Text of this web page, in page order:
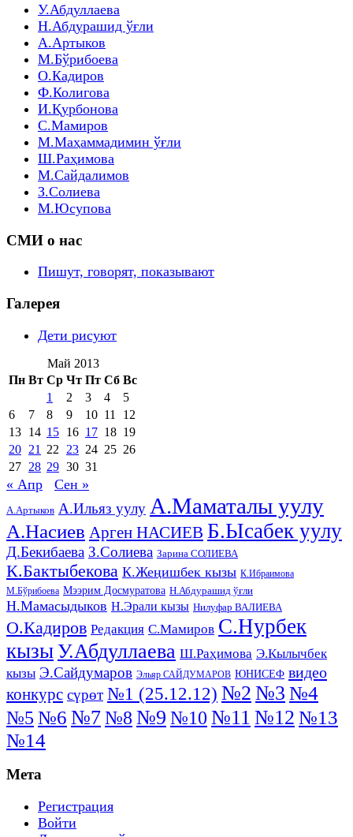
У.Абдуллаева
Н.Абдурашид ўғли
А.Артыков
М.Бўрибоева
О.Кадиров
Ф.Колигова
И.Қурбонова
С.Мамиров
М.Маҳаммадимин ўғли
Ш.Раҳимова
М.Сайдалимов
З.Солиева
М.Юсупова
СМИ о нас
Пишут, говорят, показывают
Галерея
Дети рисуют
Май 2013
Пн Вт Ср Чт Пт Сб Вс
1
2 3 4
5
6
7 8 9 10 11
12
13 14 15 16 17 18 19
20 21 22 23 24 25 26
27 28 29 30 31
« Апр Сен »
А.Артыков А.Ильяз уулу А.Маматалы уулу
А.Насиев Арген НАСИЕВ Б.Ысабек уулу
Д.Бекибаева З.Солиева Зарина СОЛИЕВА
К.Бактыбекова К.Жеңишбек кызы К.Ибраимова
М.Бўрибоева Мээрим Досмуратова Н.Абдурашид ўғли
Н.Мамасыдыков Н.Эрали кызы Нилуфар ВАЛИЕВА
О.Кадиров Редакция С.Мамиров С.Нурбек
кызыУ.Абдуллаева Ш.Раҳимова Э.Кылычбек
кызы Э.Сайдумаров Эльяр САЙДУМАРОВ ЮНИСЕФ видео
конкурс сүрөт №1 (25.12.12) №2 №3 №4
№5 №6 №7№8 №9 №10 №11 №12 №13
№14
Мета
Регистрация
Войти